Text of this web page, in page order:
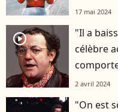
17 mai 2024
player2
"Il a
célèbre
2 avril 2024
"On est